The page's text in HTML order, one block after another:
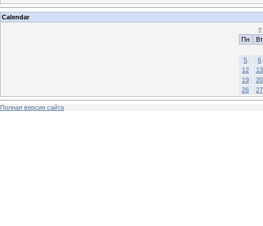
Calendar
«
Пн
Вт
5
6
12
13
19
20
26
27
Полная версия сайта